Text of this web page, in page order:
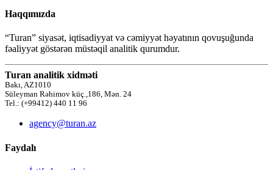
Haqqımızda
“Turan” siyasət, iqtisadiyyat və cəmiyyət həyatının qovuşuğunda
fəaliyyət göstərən müstəqil analitik qurumdur.
Turan analitik xidməti
Bakı, AZ1010
Süleyman Rəhimov küç.,186, Mən. 24
Tel.: (+99412) 440 11 96
agency@turan.az
Faydalı